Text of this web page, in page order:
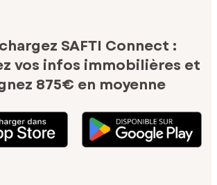
SAFTI Connect :
vos infos immobilières et
875€ en moyenne